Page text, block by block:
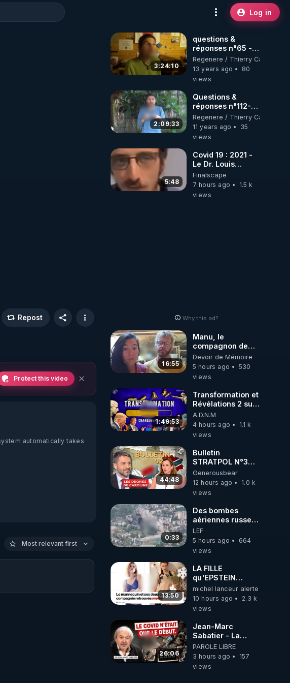
Log in
Repost
Protect this video
automatically takes
Most relevant first
3:24:10
questions &
réponses n°65 -
www.regenere.org
Regenere / Thierry
13 years ago
80
views
2:09:33
Questions &
réponses n°112-
www.regenere.org
Regenere / Thierry
11 years ago
35
views
5:48
Covid 19 : 2021 -
Le Dr. Louis
Fouché renverse
le plateau de
CNews !
Finalscape
7 hours ago
1.5 k
views
Why this ad?
16:55
Manu, le
compagnon de
Kyria, raconte sa
garde à vue
musclée.
Devoir de Mémoire
5 hours ago
530
views
1:49:53
Transformation et
Révélations 2 sur
2 - live du
07/08/26
A.D.N.M
4 hours ago
1.1 k
views
44:48
Bulletin
STRATPOL N°302.
Armée des
drones, MS-21 en
série, missiles
07.08.2026.
Generousbear
12 hours ago
1.0 k
views
0:33
Des bombes
aériennes russes
anéantissent les
centres de
contrôle de
brigades
ukrainienne
LEF
5 hours ago
664
views
13:50
LA FILLE
qu'EPSTEIN
VOULAIT CACHER
michel lanceur alerte
10 hours ago
2.3 k
views
26:06
Jean-Marc
Sabatier - La
Covid-19 n'a été
que le début -
L'ARN messager
PAROLE LIBRE
3 hours ago
157
views